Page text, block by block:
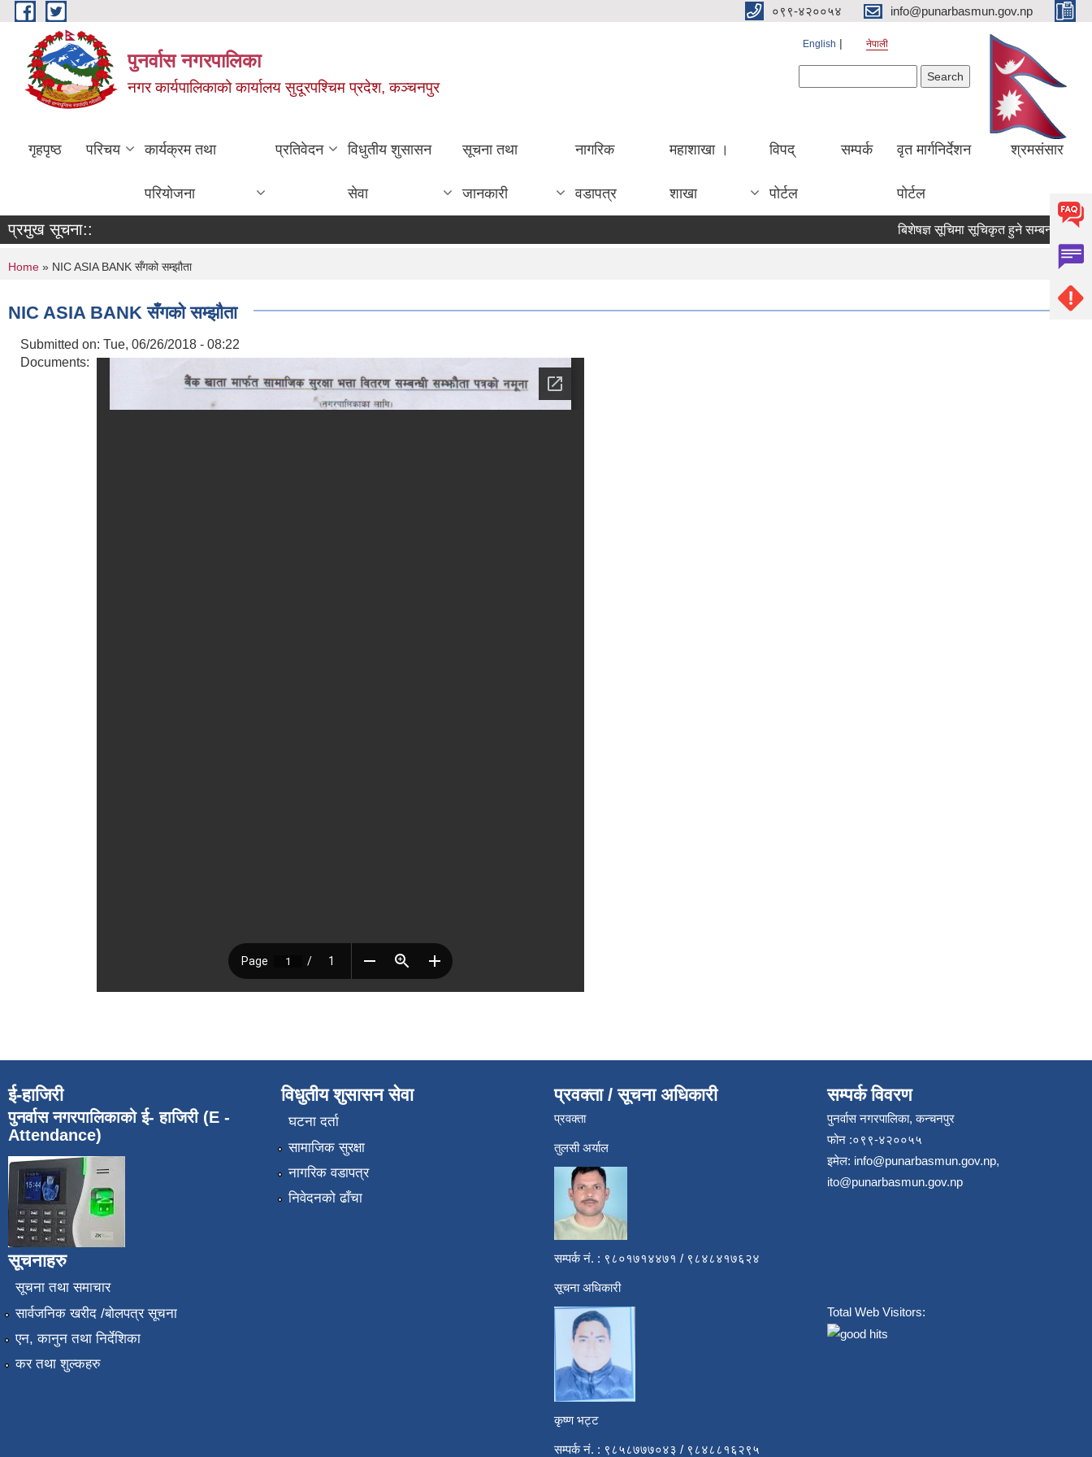
Skip to main content ०९९-४२००५४ info@punarbasmun.gov.np
पुनर्वास नगरपालिका
नगर कार्यपालिकाको कार्यालय सुदूरपश्चिम प्रदेश, कञ्चनपुर
English नेपाली
गृहपृष्ठ परिचय कार्यक्रम तथा
परियोजना
प्रतिवेदन विधुतीय शुसासन
सेवा
सूचना तथा
जानकारी
नागरिक
वडापत्र
महाशाखा ।
शाखा
विपद्
पोर्टल
सम्पर्क वृत मार्गनिर्देशन
पोर्टल
श्रमसंसार
प्रमुख सूचना:: बिशेषज्ञ सूचिमा सूचिकृत हुने सम्बन्धमा ।
You are here
Home » NIC ASIA BANK सँगको सम्झौता
NIC ASIA BANK सँगको सम्झौता
Submitted on: Tue, 06/26/2018 - 08:22
Documents:
ई-हाजिरी
पुनर्वास नगरपालिकाको ई- हाजिरी (E -
Attendance)
सूचनाहरु
सूचना तथा समाचार
सार्वजनिक खरीद /बोलपत्र सूचना
एन, कानुन तथा निर्देशिका
कर तथा शुल्कहरु
विधुतीय शुसासन सेवा
घटना दर्ता
सामाजिक सुरक्षा
नागरिक वडापत्र
निवेदनको ढाँचा
प्रवक्ता / सूचना अधिकारी
प्रवक्ता
तुलसी अर्याल
सम्पर्क नं. : ९८०१७१४४७१ / ९८४८४१७६२४
सूचना अधिकारी
कृष्ण भट्ट
सम्पर्क नं. : ९८५८७७७०४३ / ९८४८८१६२९५
सम्पर्क विवरण
पुनर्वास नगरपालिका, कन्चनपुर
फोन :०९९-४२००५५
इमेल: info@punarbasmun.gov.np,
ito@punarbasmun.gov.np
Total Web Visitors: